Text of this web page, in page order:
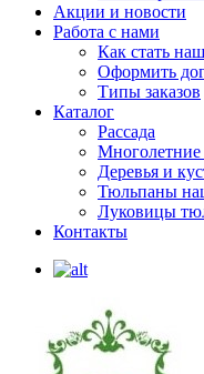
Акции и новости
Работа с нами
Как стать
Оформить
Типы заказов
Каталог
Рассада
Многолетние
Деревья и
Тюльпаны
Луковицы
Контакты